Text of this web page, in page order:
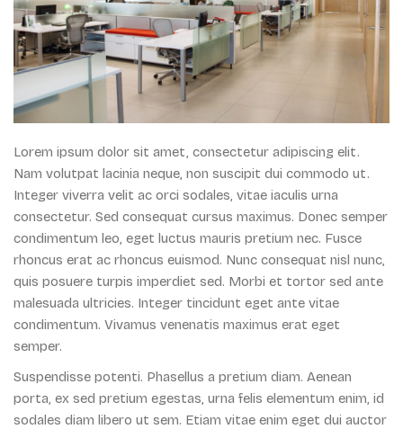
Lorem ipsum dolor sit amet, consectetur adipiscing elit.
Nam volutpat lacinia neque, non suscipit dui commodo ut.
Integer viverra velit ac orci sodales, vitae iaculis urna
consectetur. Sed consequat cursus maximus. Donec semper
condimentum leo, eget luctus mauris pretium nec. Fusce
rhoncus erat ac rhoncus euismod. Nunc consequat nisl nunc,
quis posuere turpis imperdiet sed. Morbi et tortor sed ante
malesuada ultricies. Integer tincidunt eget ante vitae
condimentum. Vivamus venenatis maximus erat eget
semper.
Suspendisse potenti. Phasellus a pretium diam. Aenean
porta, ex sed pretium egestas, urna felis elementum enim, id
sodales diam libero ut sem. Etiam vitae enim eget dui auctor